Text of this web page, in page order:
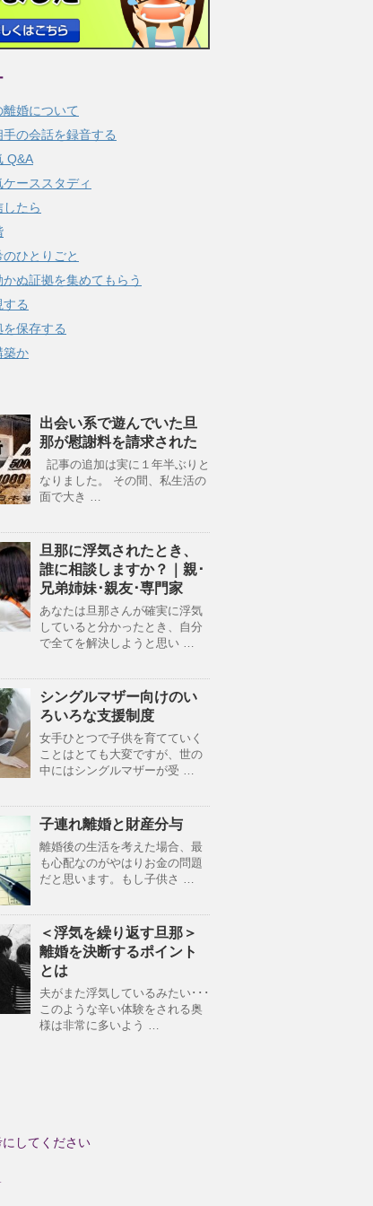
婚について
の会話を録音する
Q&A
ーススタディ
たら
ひとりごと
ぬ証拠を集めてもらう
る
保存する
築か
出会い系で遊んでいた旦
那が慰謝料を請求された
記事の追加は実に１年半ぶりと
なりました。 その間、私生活の
面で大き …
旦那に浮気されたとき、
誰に相談しますか？｜親･
兄弟姉妹･親友･専門家
あなたは旦那さんが確実に浮気
していると分かったとき、自分
で全てを解決しようと思い …
シングルマザー向けのい
ろいろな支援制度
女手ひとつで子供を育てていく
ことはとても大変ですが、世の
中にはシングルマザーが受 …
子連れ離婚と財産分与
離婚後の生活を考えた場合、最
も心配なのがやはりお金の問題
だと思います。もし子供さ …
＜浮気を繰り返す旦那＞
離婚を決断するポイント
とは
夫がまた浮気しているみたい･･･
このような辛い体験をされる奥
様は非常に多いよう …
してください